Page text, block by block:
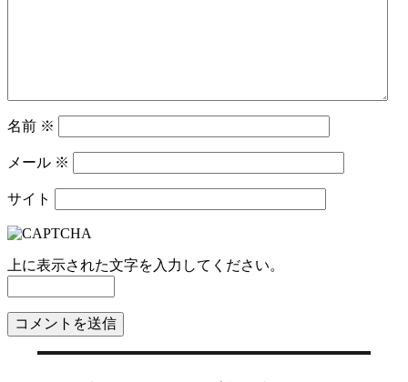
名前 ※
メール ※
サイト
上に表示された文字を入力してください。